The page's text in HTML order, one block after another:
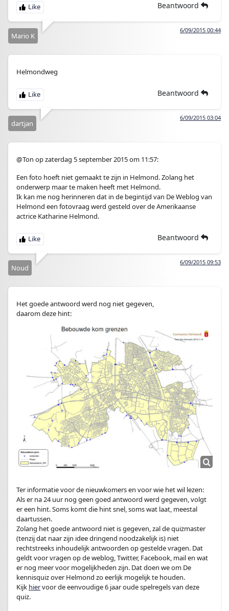
Beantwoord
6/09/2015 00:44
Mario K
Helmondweg
Beantwoord
6/09/2015 03:04
dartjan
@Ton op zaterdag 5 september 2015 om 11:57:
Een foto hoeft niet gemaakt te zijn in Helmond. Zolang het
onderwerp maar te maken heeft met Helmond.
Ik kan me nog herinneren dat in de begintijd van De Weblog van
Helmond een fotovraag werd gesteld over de Amerikaanse
actrice Katharine Helmond.
Beantwoord
6/09/2015 09:53
Noud
Het goede antwoord werd nog niet gegeven,
daarom deze hint:
Ter informatie voor de nieuwkomers en voor wie het wil lezen:
Als er na 24 uur nog geen goed antwoord werd gegeven, volgt
er een hint. Soms komt die hint snel, soms wat laat, meestal
daartussen.
Zolang het goede antwoord niet is gegeven, zal de quizmaster
(tenzij dat naar zijn idee dringend noodzakelijk is) niet
rechtstreeks inhoudelijk antwoorden op gestelde vragen. Dat
geldt voor vragen op de weblog, Twitter, Facebook, mail en wat
er nog meer voor mogelijkheden zijn. Dat doen we om De
kennisquiz over Helmond zo eerlijk mogelijk te houden.
Kijk hiervoor de eenvoudige 6 jaar oude spelregels van deze
quiz.